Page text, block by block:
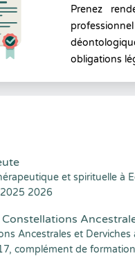
Prenez
obligations
et spirituelle à
2026
Ancestrales et
complément de